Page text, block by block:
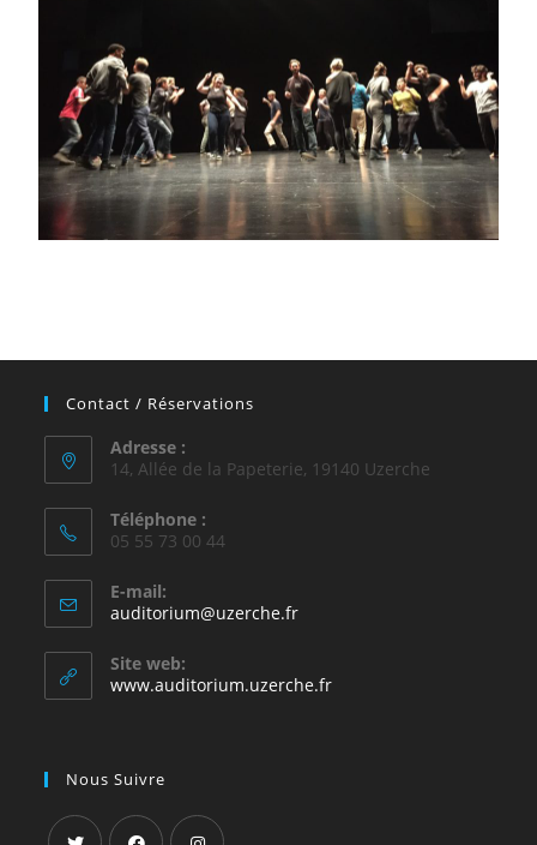
Contact / Réservations
Adresse :
14, Allée de la Papeterie, 19140 Uzerche
Téléphone :
05 55 73 00 44
E-mail:
auditorium@uzerche.fr
Site web:
www.auditorium.uzerche.fr
Nous Suivre